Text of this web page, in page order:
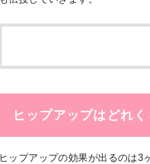
ヒップアップはどれ
ヒップアップの効果が出るのは3